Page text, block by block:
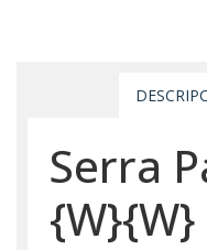
Serra
{W}{W}